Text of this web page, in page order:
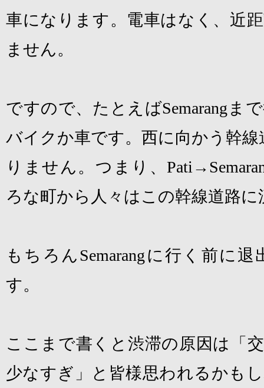
車になります。電車はなく、近
ません。
ですので、たとえばSemarang ま
バイクか車です。西に向かう幹線
りません。つまり、Pati →
ろな町から人々はこの幹線道路
もちろんSemarangに行く前に退
す。
ここまで書くと渋滞の原因は「
少なすぎ」と皆様思われるかも